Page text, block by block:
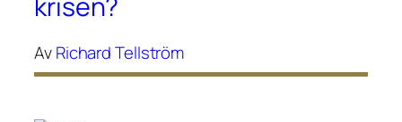
AvRichard Tellström